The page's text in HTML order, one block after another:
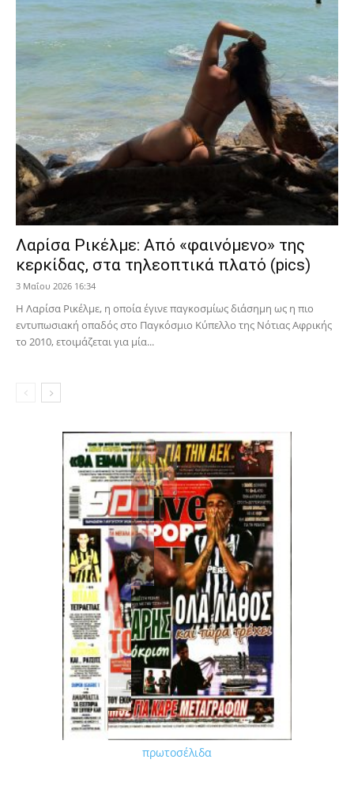
Λαρίσα Ρικέλμε: Από «φαινόμενο» της
κερκίδας, στα τηλεοπτικά πλατό (pics)
3 Μαΐου 2026 16:34
Η Λαρίσα Ρικέλμε, η οποία έγινε παγκοσμίως διάσημη ως η πιο
εντυπωσιακή οπαδός στο Παγκόσμιο Κύπελλο της Νότιας Αφρικής
το 2010, ετοιμάζεται για μία...
πρωτοσέλιδα